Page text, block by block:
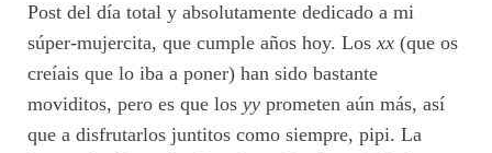
Post del día total y absolutamente dedicado a mi
súper-mujercita, que cumple años hoy. Los xx (que os
creíais que lo iba a poner) han sido bastante
moviditos, pero es que los yy prometen aún más, así
que a disfrutarlos juntitos como siempre, pipi. La